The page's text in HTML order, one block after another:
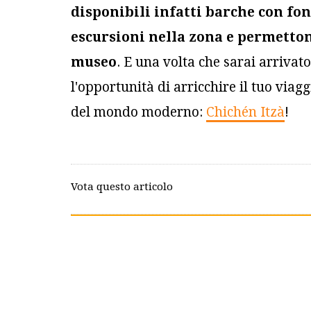
disponibili infatti barche con
escursioni nella zona e
museo. E una volta che sarai
l'opportunità di arricchire il tuo
del mondo moderno: Chichén Itzà!
Vota questo articolo